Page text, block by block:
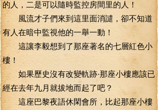
的人，二是可以隨時監控房間里的人！
風流才子們來到這里面消譴，卻不知道
有人在暗中監視他的一舉一動！
這讓李毅想到了那座著名的七層紅色小
樓！
如果歷史沒有改變軌跡·那座小樓應該已
經在去年九月就拔地而起了吧？
這座巴黎夜語休閑會所，比起那座小樓